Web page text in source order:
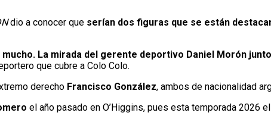
dio a conocer que serían dos figuras que se están
La mirada del gerente deportivo Daniel Morón
que cubre a Colo Colo.
derecho Francisco González, ambos de nacionalidad
el año pasado en O’Higgins, pues esta temporada 2026